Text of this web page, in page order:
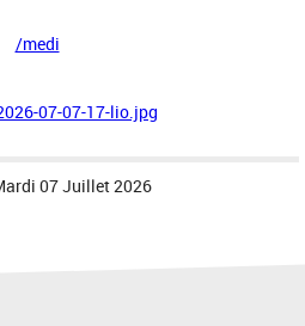
/medi
07-07-17-lio.jpg
07 Juillet 2026